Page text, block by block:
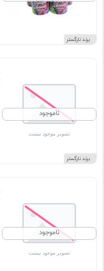
برند نارگستر
ناموجود
برند نارگستر
ناموجود